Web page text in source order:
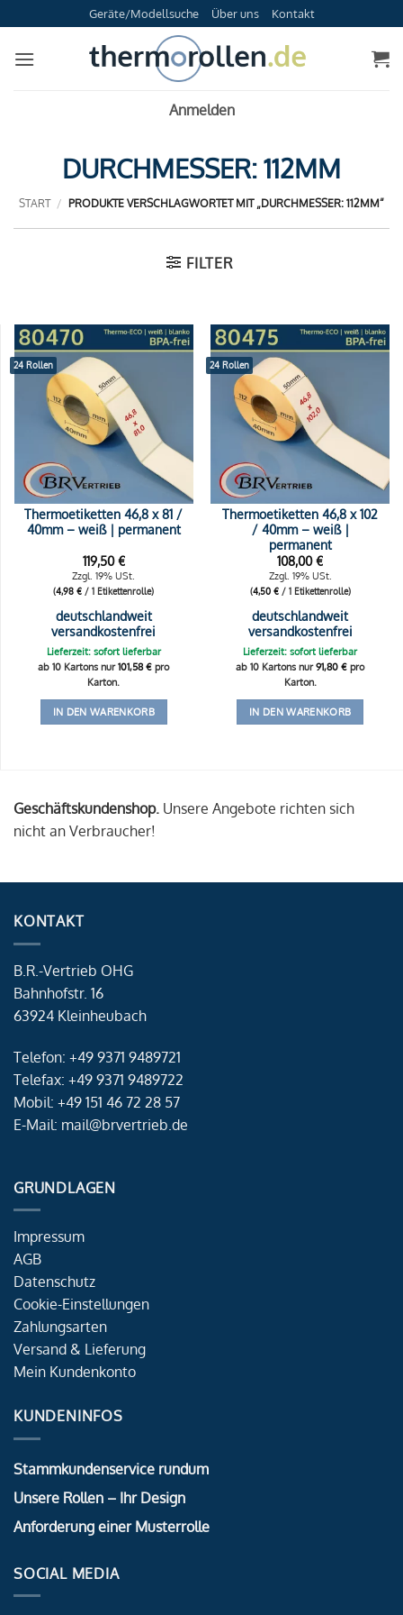
Inhalt
springen
Geräte/Modellsuche Über uns Kontakt
Anmelden
DURCHMESSER: 112MM
START / PRODUKTE VERSCHLAGWORTET MIT „DURCHMESSER: 112MM“
FILTER
24 Rollen
Thermoetiketten 46,8 x 81 /
40mm – weiß | permanent
119,50€
Zzgl. 19% USt.
(4,98€ / 1 Etikettenrolle)
deutschlandweit
versandkostenfrei
Lieferzeit: sofort lieferbar
ab 10 Kartons nur101,58€ pro
Karton.
IN DEN WARENKORB
24 Rollen
Thermoetiketten 46,8 x 102
/ 40mm – weiß |
permanent
108,00€
Zzgl. 19% USt.
(4,50 €/ 1 Etikettenrolle)
deutschlandweit
versandkostenfrei
Lieferzeit: sofort lieferbar
ab 10 Kartons nur91,80€ pro
Karton.
IN DEN WARENKORB
Geschäftskundenshop. Unsere Angebote richten sich
nicht an Verbraucher!
KONTAKT
B.R.-Vertrieb OHG
Bahnhofstr. 16
63924 Kleinheubach
Telefon: +49 9371 9489721
Telefax: +49 9371 9489722
Mobil: +49 151 46 72 28 57
E-Mail: mail@brvertrieb.de
GRUNDLAGEN
Impressum
AGB
Datenschutz
Cookie-Einstellungen
Zahlungsarten
Versand & Lieferung
Mein Kundenkonto
KUNDENINFOS
Stammkundenservice rundum
Unsere Rollen – Ihr Design
Anforderung einer Musterrolle
SOCIAL MEDIA